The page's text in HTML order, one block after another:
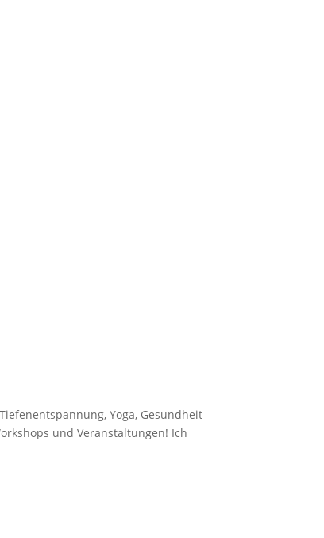
Yoga, Gesundheit
und Veranstaltungen! Ich